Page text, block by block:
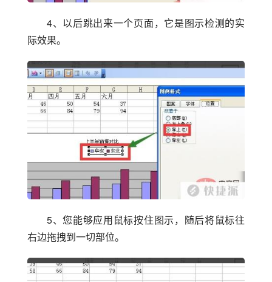
4、以后跳出来一个页面，它是图示检测的实
际效果。
5、您能够应用鼠标按住图示，随后将鼠标往
右边拖拽到一切部位。